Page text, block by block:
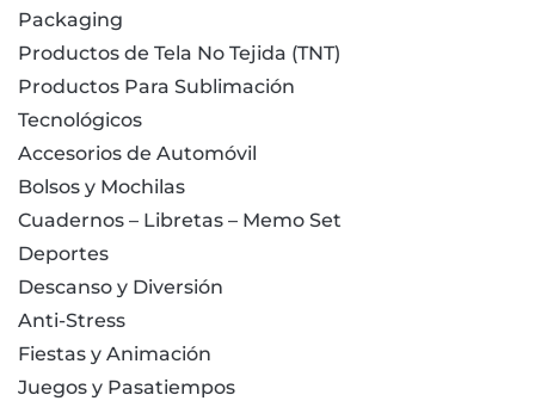
Packaging
Productos de Tela No Tejida (TNT)
Productos Para Sublimación
Tecnológicos
Accesorios de Automóvil
Bolsos y Mochilas
Cuadernos – Libretas – Memo Set
Deportes
Descanso y Diversión
Anti-Stress
Fiestas y Animación
Juegos y Pasatiempos